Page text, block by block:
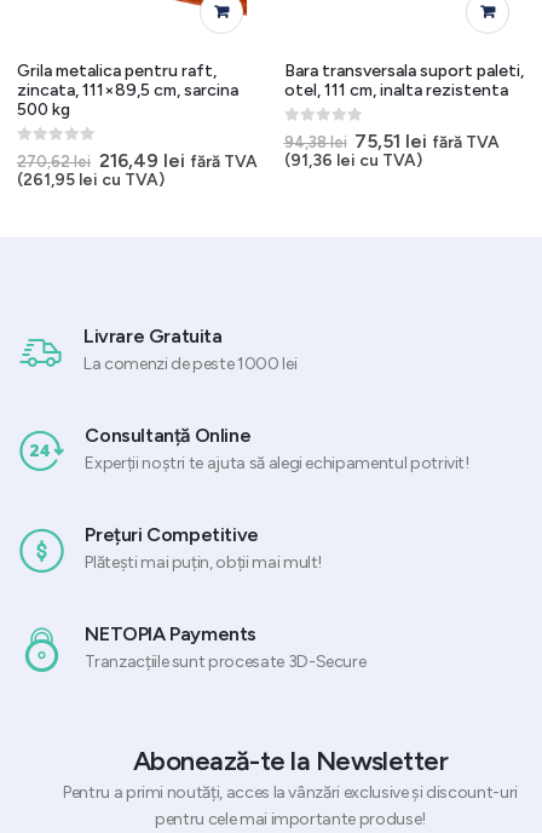
Grila metalica pentru raft,
zincata, 111×89,5 cm, sarcina
500 kg
0out of 5
270,62lei Prețul
inițial
216,49 leiPrețul
fără TVA
(261,95 lei cu TVA)
Bara transversala suport paleti,
otel, 111 cm, inalta rezistenta
0out of 5
94,38lei Prețul
inițial
75,51 lei Prețul
fără TVA
(91,36 lei cu TVA)
Livrare Gratuita
La comenzi de peste 1000 lei
Consultanță Online
Experții noștri te ajuta să alegi echipamentul potrivit!
Prețuri Competitive
Plătești mai puțin, obții mai mult!
NETOPIA Payments
Tranzacțiile sunt procesate 3D-Secure
Abonează-te la Newsletter
Pentru a primi noutăți, acces la vânzări exclusive și discount-uri
pentru cele mai importante produse!